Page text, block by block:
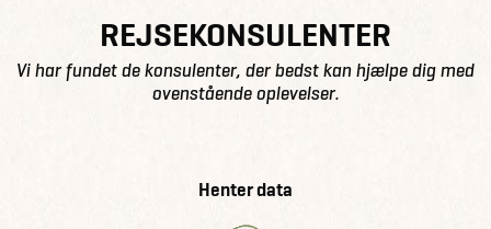
REJSEKONSULENTER
Vi har fundet de konsulenter, der bedst kan hjælpe dig med
ovenstående oplevelser.
Henter data